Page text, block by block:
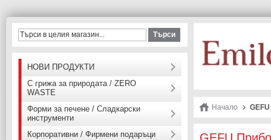
Начало
Търси
НОВИ ПРОДУКТИ
С грижа за природата / ZERO
WASTE
Форми за печене / Сладкарски
инструменти
Корпоративни / Фирмени подаръци